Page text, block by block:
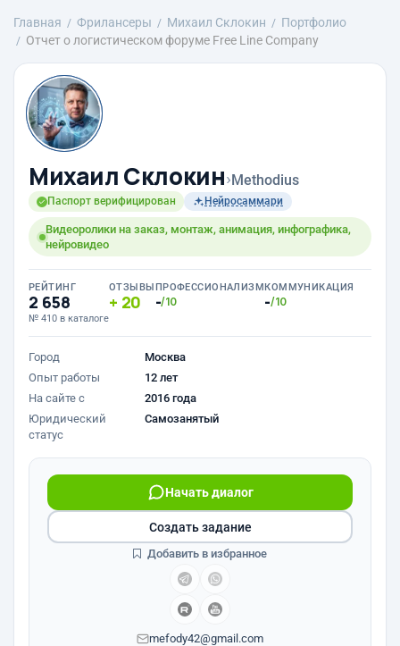
Главная Фрилансеры Михаил Склокин
Портфолио
Отчет о логистическом форуме Free Line Company
Михаил Склокин›Methodius
Паспорт верифицирован Нейросаммари
Видеоролики на заказ, монтаж, анимация, инфографика,
нейровидео
РЕЙТИНГ
2 658
№ 410 в каталоге
ОТЗЫВЫ
20
ПРОФЕССИОНАЛИЗМ
-/10
КОММУНИКАЦИЯ
-/10
Город
Москва
Опыт работы
12 лет
На сайте с
2016 года
Юридический
статус
Самозанятый
Начать диалог
mefody42@gmail.com
Создать задание
Добавить в избранное